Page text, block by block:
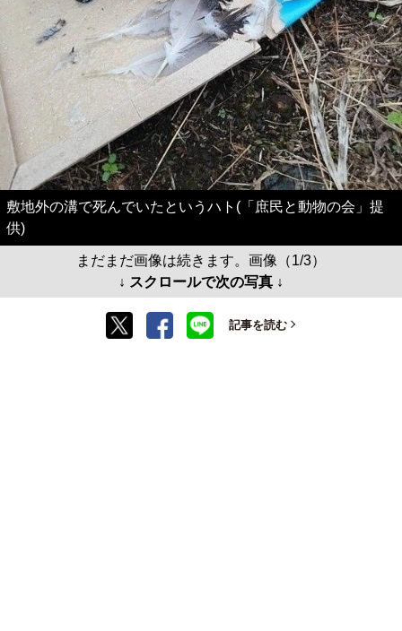
敷地外の溝で死んでいたというハト(「庶民と動物の会」提
供)
まだまだ画像は続きます。画像（1/3）
↓ スクロールで次の写真 ↓
記事を読む